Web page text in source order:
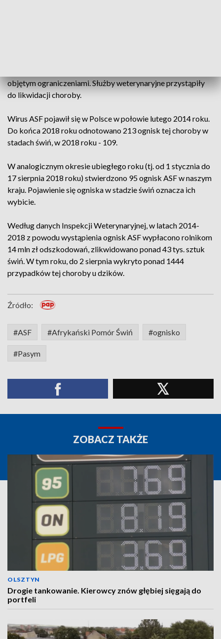
objętym ograniczeniami. Służby weterynaryjne przystąpiły
do likwidacji choroby.
Wirus ASF pojawił się w Polsce w połowie lutego 2014 roku.
Do końca 2018 roku odnotowano 213 ognisk tej choroby w
stadach świń, w 2018 roku - 109.
W analogicznym okresie ubiegłego roku (tj. od 1 stycznia do
17 sierpnia 2018 roku) stwierdzono 95 ognisk ASF w naszym
kraju. Pojawienie się ogniska w stadzie świń oznacza ich
wybicie.
Według danych Inspekcji Weterynaryjnej, w latach 2014-
2018 z powodu wystąpienia ognisk ASF wypłacono rolnikom
14 mln zł odszkodowań, zlikwidowano ponad 43 tys. sztuk
świń. W tym roku, do 2 sierpnia wykryto ponad 1444
przypadków tej choroby u dzików.
Źródło:
#ASF #Afrykański Pomór Świń #ognisko
#Pasym
ZOBACZ TAKŻE
OLSZTYN
Drogie tankowanie. Kierowcy znów głębiej sięgają do
portfeli